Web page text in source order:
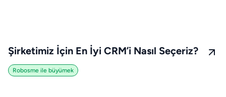
Şirketimiz İçin En İyi CRM’i Nasıl Seçeriz?
Robosme ile büyümek